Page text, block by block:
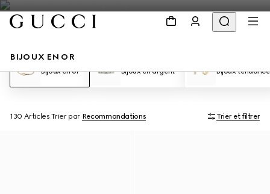
BIJOUX EN OR
Bijoux en or Bijoux en argent Bijoux tendance
130 Articles Trier par Recommandations Trier et filtrer